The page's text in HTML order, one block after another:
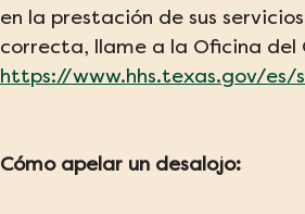
en la prestación de sus
correcta, llame a la Oficina del
https://www.hhs.texas.gov/es/
Cómo apelar un desalojo: